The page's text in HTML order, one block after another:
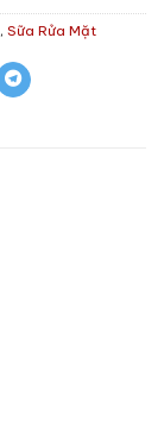
, Sữa Rửa Mặt